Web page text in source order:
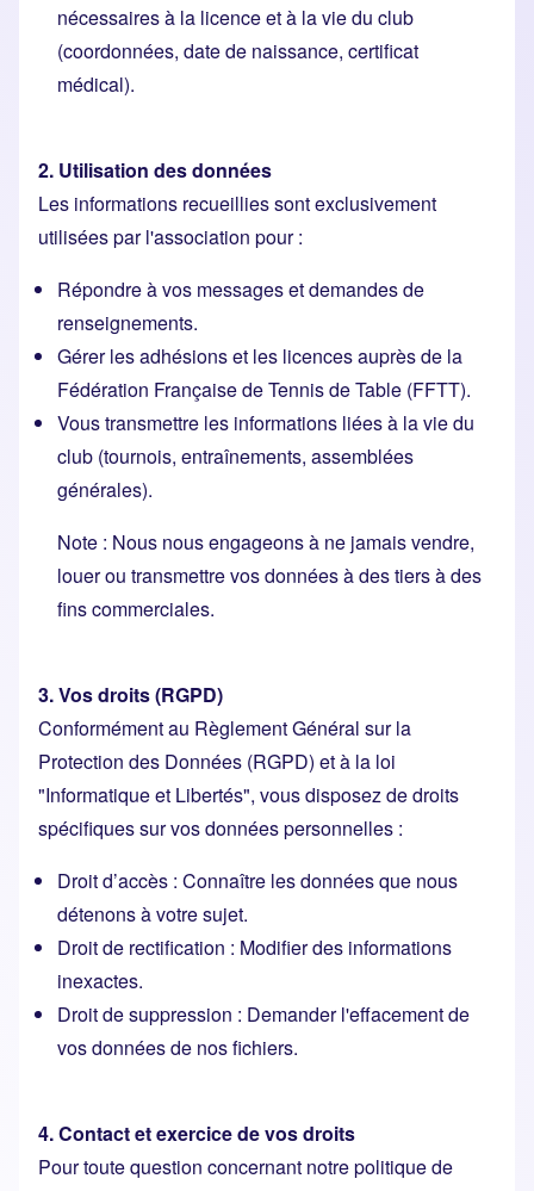
nécessaires à la licence et à la vie du club
(coordonnées, date de naissance, certificat
médical).
2. Utilisation des données
Les informations recueillies sont exclusivement
utilisées par l'association pour :
Répondre à vos messages et demandes de
renseignements.
Gérer les adhésions et les licences auprès de la
Fédération Française de Tennis de Table (FFTT).
Vous transmettre les informations liées à la vie du
club (tournois, entraînements, assemblées
générales).
Note : Nous nous engageons à ne jamais vendre,
louer ou transmettre vos données à des tiers à des
fins commerciales.
3. Vos droits (RGPD)
Conformément au Règlement Général sur la
Protection des Données (RGPD) et à la loi
"Informatique et Libertés", vous disposez de droits
spécifiques sur vos données personnelles :
Droit d’accès : Connaître les données que nous
détenons à votre sujet.
Droit de rectification : Modifier des informations
inexactes.
Droit de suppression : Demander l'effacement de
vos données de nos fichiers.
4. Contact et exercice de vos droits
Pour toute question concernant notre politique de